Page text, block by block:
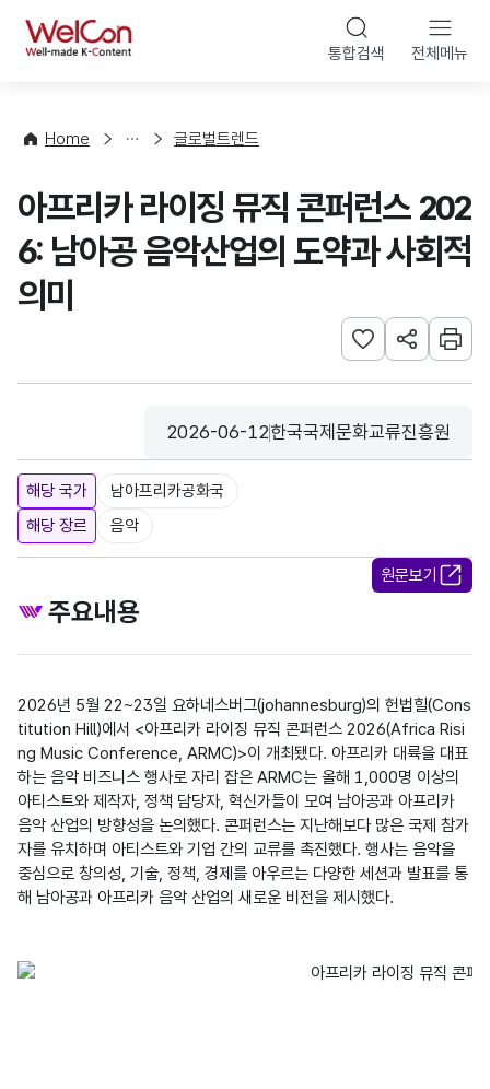
WelCon 통합검색 전체메뉴
Home
향
계
글로벌트렌드
아프리카 라이징 뮤직 콘퍼런스 202
6: 남아공 음악산업의 도약과 사회적
의미
관심사 등록하기
URL 공유하
인쇄
등록일
2026-06-12
수집기관
한국국제문화교류진흥원
해당 국가
남아프리카공화국
해당 장르
음악
원문보기
주요내용
2026년 5월 22~23일 요하네스버그(johannesburg)의 헌법힐(Cons
titution Hill)에서 <아프리카 라이징 뮤직 콘퍼런스 2026(Africa Risi
ng Music Conference, ARMC)>이 개최됐다. 아프리카 대륙을 대표
하는 음악 비즈니스 행사로 자리 잡은 ARMC는 올해 1,000명 이상의
아티스트와 제작자, 정책 담당자, 혁신가들이 모여 남아공과 아프리카
음악 산업의 방향성을 논의했다. 콘퍼런스는 지난해보다 많은 국제 참가
자를 유치하며 아티스트와 기업 간의 교류를 촉진했다. 행사는 음악을
중심으로 창의성, 기술, 정책, 경제를 아우르는 다양한 세션과 발표를 통
해 남아공과 아프리카 음악 산업의 새로운 비전을 제시했다.